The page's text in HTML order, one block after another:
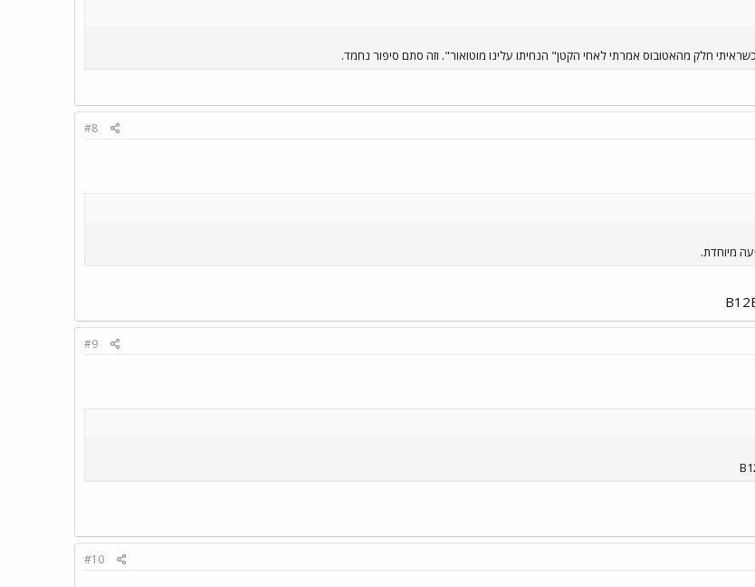
חלק מהאטובוס אמרתי לאחי הקטן" הנחיתו עלינו מוטואור". וזה סתם סיפור נחמד.
#8
#9
#10